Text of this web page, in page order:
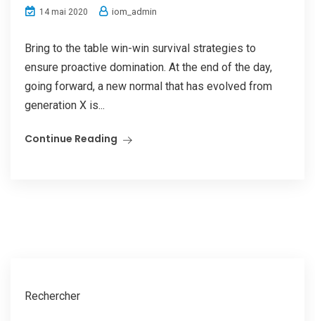
14 mai 2020 iom_admin
Bring to the table win-win survival strategies to
ensure proactive domination. At the end of the day,
going forward, a new normal that has evolved from
generation X is...
Continue Reading
Rechercher